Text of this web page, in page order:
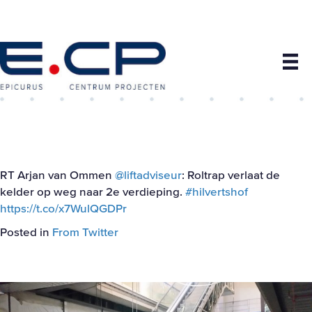
RT Arjan van Ommen @liftadviseur: Roltrap verlaat de
kelder op weg naar 2e verdieping. #hilvertshof
https://t.co/x7WulQGDPr
Posted in From Twitter